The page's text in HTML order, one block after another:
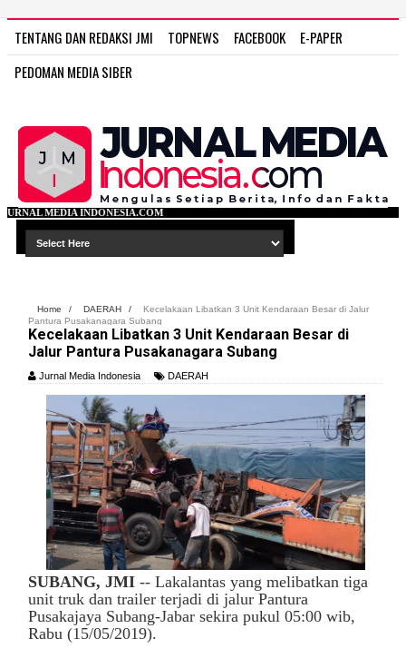
TENTANG DAN REDAKSI JMI TOPNEWS FACEBOOK
E-PAPER
PEDOMAN MEDIA SIBER
Home / DAERAH /
Kecelakaan Libatkan 3 Unit Kendaraan Besar di Jalur
Pantura Pusakanagara Subang
Kecelakaan Libatkan 3 Unit Kendaraan Besar di
Jalur Pantura Pusakanagara Subang
Jurnal Media Indonesia DAERAH
SUBANG, JMI -- Lakalantas yang melibatkan tiga
unit truk dan trailer terjadi di jalur Pantura
Pusakajaya Subang-Jabar sekira pukul 05:00 wib,
Rabu (15/05/2019).